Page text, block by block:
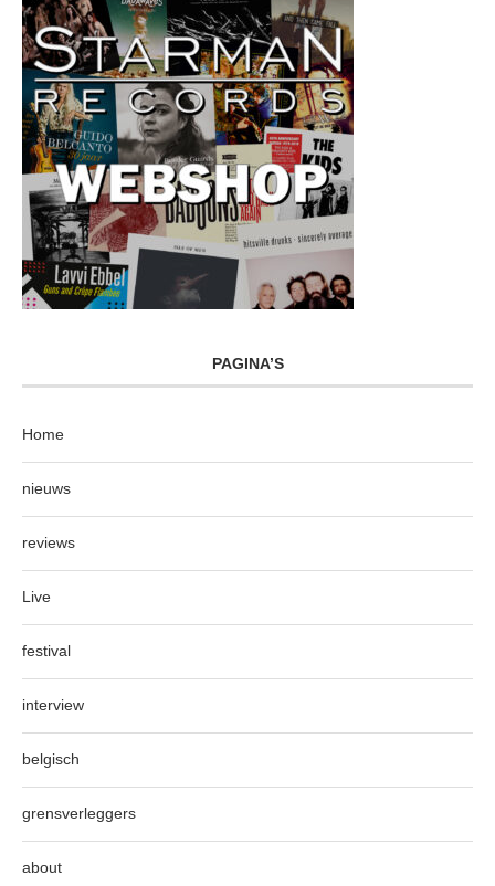
PAGINA’S
Home
nieuws
reviews
Live
festival
interview
belgisch
grensverleggers
about